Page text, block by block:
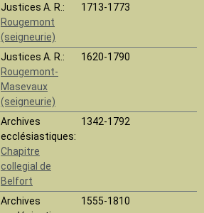
Justices A. R.:
Rougemont
(seigneurie)
1713-1773
Justices A. R.:
Rougemont-
Masevaux
(seigneurie)
1620-1790
Archives
ecclésiastiques:
Chapitre
collegial de
Belfort
1342-1792
Archives
1555-1810